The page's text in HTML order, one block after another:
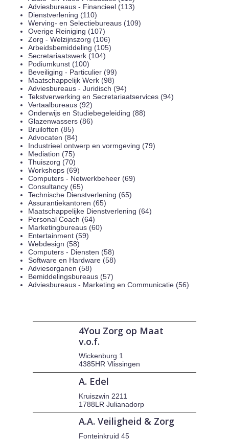
Adviesbureaus - Financieel (113)
Dienstverlening (110)
Werving- en Selectiebureaus (109)
Overige Reiniging (107)
Zorg - Welzijnszorg (106)
Arbeidsbemiddeling (105)
Secretariaatswerk (104)
Podiumkunst (100)
Beveiliging - Particulier (99)
Maatschappelijk Werk (98)
Adviesbureaus - Juridisch (94)
Tekstverwerking en Secretariaatservices (94)
Vertaalbureaus (92)
Onderwijs en Studiebegeleiding (88)
Glazenwassers (86)
Bruiloften (85)
Advocaten (84)
Industrieel ontwerp en vormgeving (79)
Mediation (75)
Thuiszorg (70)
Workshops (69)
Computers - Netwerkbeheer (69)
Consultancy (65)
Technische Dienstverlening (65)
Assurantiekantoren (65)
Maatschappelijke Dienstverlening (64)
Personal Coach (64)
Marketingbureaus (60)
Entertainment (59)
Webdesign (58)
Computers - Diensten (58)
Software en Hardware (58)
Adviesorganen (58)
Bemiddelingsbureaus (57)
Adviesbureaus - Marketing en Communicatie (56)
4You Zorg op Maat
v.o.f.
Wickenburg 1
4385HR Vlissingen
A. Edel
Kruiszwin 2211
1788LR Julianadorp
A.A. Veiligheid & Zorg
Fonteinkruid 45